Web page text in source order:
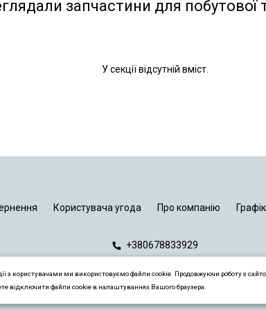
запчастини для побутової
У секції відсутній вміст.
Користувача угода Про компанію
+380678833929
з користувачами ми використовуємо файли cookie. Продовжуючи роботу з
відключити файли cookie в налаштуваннях Вашого браузера.